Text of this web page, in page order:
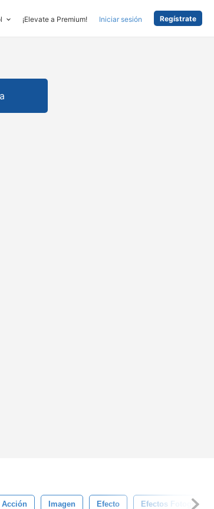
¡Elevate a Premium! Iniciar sesión Regístrate
Acción Imagen Efecto Efectos